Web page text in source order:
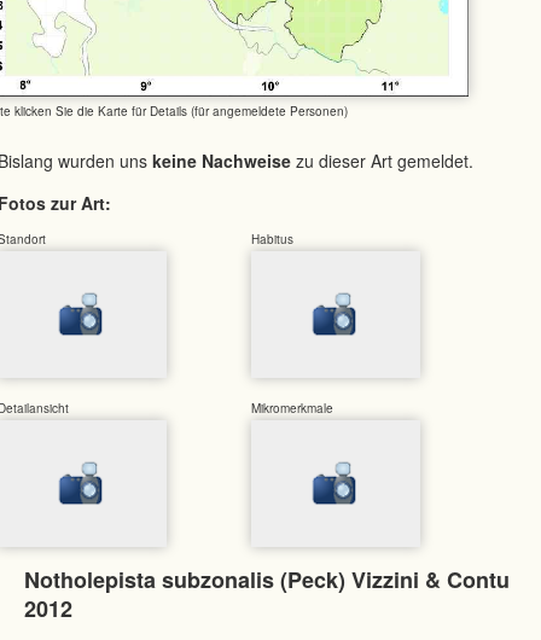
klicken Sie die Karte für Details (für angemeldete Personen)
wurden uns keine Nachweise zu dieser Art gemeldet.
zur Art:
Habitus
Mikromerkmale
Notholepista subzonalis (Peck) Vizzini & Contu
2012